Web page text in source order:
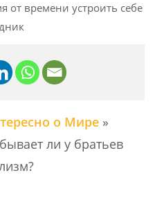
от времени устроить себе
о Мире »
ли у братьев